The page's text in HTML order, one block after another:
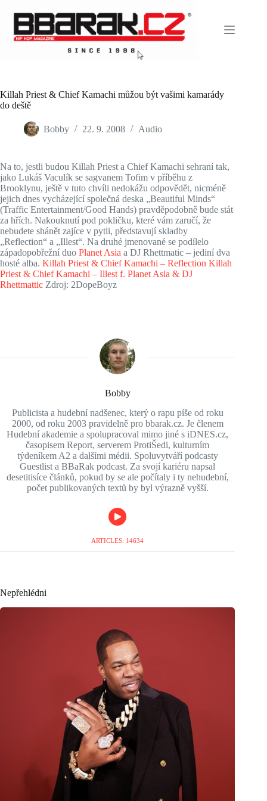
content
Killah Priest & Chief Kamachi můžou být vašimi kamarády
do deště
Bobby 22. 9. 2008 Audio
Na to, jestli budou Killah Priest a Chief Kamachi sehraní tak,
jako Lukáš Vaculík se sagvanem Tofim v příběhu z
Brooklynu, ještě v tuto chvíli nedokážu odpovědět, nicméně
jejich dnes vycházející společná deska „Beautiful Minds“
(Traffic Entertainment/Good Hands) pravděpodobně bude stát
za hřích. Nakouknutí pod pokličku, které vám zaručí, že
nebudete shánět zajíce v pytli, představují skladby
„Reflection“ a „Illest“. Na druhé jmenované se podílelo
západopobřežní duo Planet Asia a DJ Rhettmatic – jediní dva
hosté alba. Killah Priest & Chief Kamachi – Reflection Killah
Priest & Chief Kamachi – Illest f. Planet Asia & DJ
Rhettmattic Zdroj: 2DopeBoyz
Bobby
Publicista a hudební nadšenec, který o rapu píše od roku
2000, od roku 2003 pravidelně pro bbarak.cz. Je členem
Hudební akademie a spolupracoval mimo jiné s iDNES.cz,
časopisem Report, serverem ProtiŠedi, kulturním
týdeníkem A2 a dalšími médii. Spoluvytváří podcasty
Guestlist a BBaRak podcast. Za svojí kariéru napsal
desetitisíce článků, pokud by se ale počítaly i ty nehudební,
počet publikovaných textů by byl výrazně vyšší.
ARTICLES: 14634
Nepřehlédni